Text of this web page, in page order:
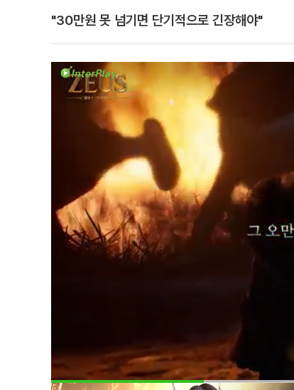
"30만원 못 넘기면 단기적으로 긴장해야"